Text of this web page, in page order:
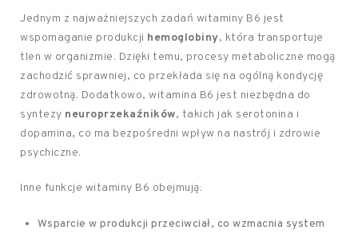
Jednym z najważniejszych zadań witaminy B6 jest
wspomaganie produkcji hemoglobiny, która transportuje
tlen w organizmie. Dzięki temu, procesy metaboliczne mogą
zachodzić sprawniej, co przekłada się na ogólną kondycję
zdrowotną. Dodatkowo, witamina B6 jest niezbędna do
syntezy neuroprzekaźników, takich jak serotonina i
dopamina, co ma bezpośredni wpływ na nastrój i zdrowie
psychiczne.
Inne funkcje witaminy B6 obejmują:
Wsparcie w produkcji przeciwciał, co wzmacnia system